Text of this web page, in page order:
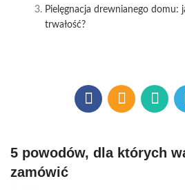
Pielęgnacja drewnianego domu:
trwałość?
5 powodów, dla których
zamówić